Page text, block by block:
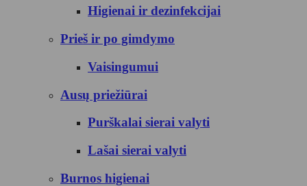
Higienai ir dezinfekcijai
Prieš ir po gimdymo
Vaisingumui
Ausų priežiūrai
Purškalai sierai valyti
Lašai sierai valyti
Burnos higienai